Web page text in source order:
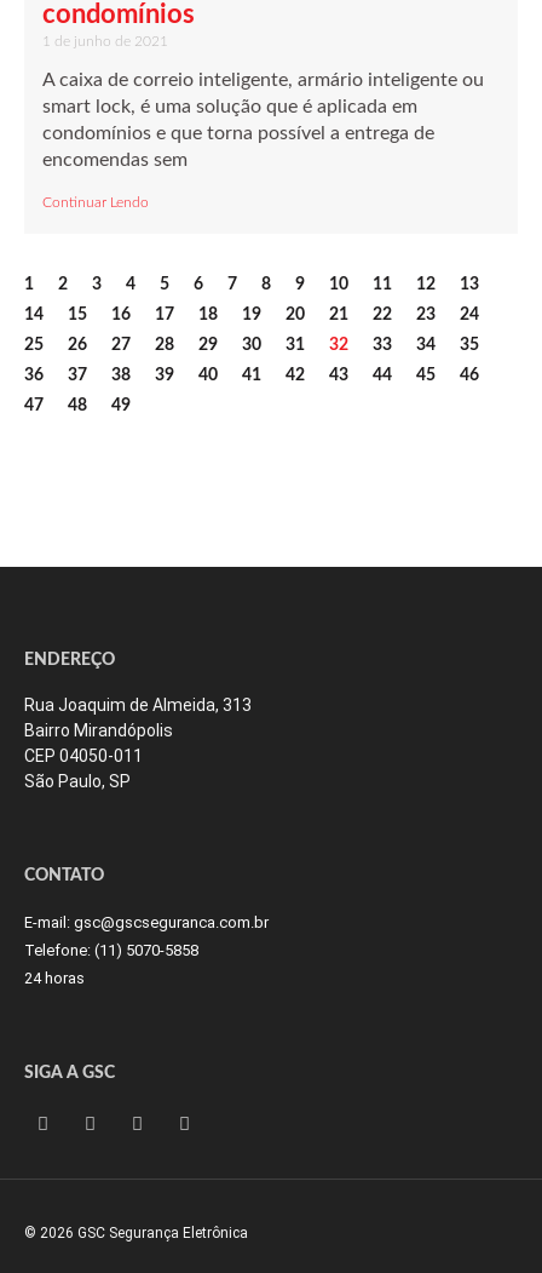
condomínios
1 de junho de 2021
A caixa de correio inteligente, armário inteligente ou
smart lock, é uma solução que é aplicada em
condomínios e que torna possível a entrega de
encomendas sem
Continuar Lendo
1 2 3 4 5 6 7 8 9 10 11 12
13
14
15 16 17 18 19 20 21 22 23
24
25
26 27 28 29 30 31 32 33 34
35
36
37 38 39 40 41 42 43 44 45
46
47
48 49
ENDEREÇO
Rua Joaquim de Almeida, 313
Bairro Mirandópolis
CEP 04050-011
São Paulo, SP
CONTATO
E-mail: gsc@gscseguranca.com.br
Telefone: (11) 5070-5858
24 horas
SIGA A GSC
© 2026 GSC Segurança Eletrônica